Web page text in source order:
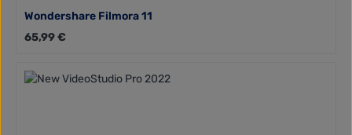
Wondershare Filmora 11
Regulärer Preis:
65,99 €